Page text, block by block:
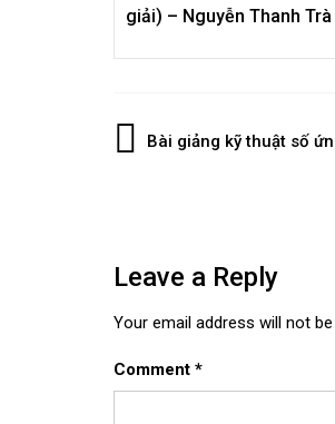
giải) – Nguyễn Thanh Trà
PostBài giảng kỹ thuật số
Leave a Reply
Your email address will not be
Comment *